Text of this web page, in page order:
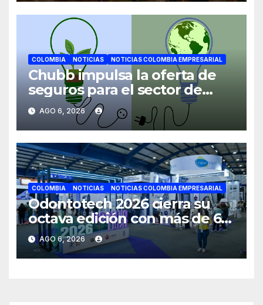
COLOMBIA NOTICIAS NOTICIAS COLOMBIA EMPRESARIAL
Chubb impulsa la oferta de
seguros para el sector de
energías renovables en
América Latina
AGO 6, 2026
COLOMBIA NOTICIAS NOTICIAS COLOMBIA EMPRESARIAL
Odontotech 2026 cierra su
octava edición con más de 6
mil visitantes
AGO 6, 2026